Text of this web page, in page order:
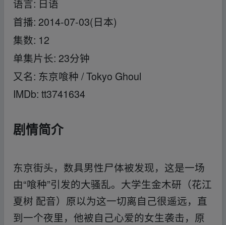
语言: 日语
首播: 2014-07-03(日本)
集数: 12
单集片长: 23分钟
又名: 东京喰种 / Tokyo Ghoul
IMDb: tt3741634
剧情简介
东京街头，数具男性尸体被发现，这是一场
由“喰种”引发的大骚乱。大学生金木研（花江
夏树 配音）原以为这一切离自己很遥远，直
到一个夜里，他被自己心爱的女生袭击，原